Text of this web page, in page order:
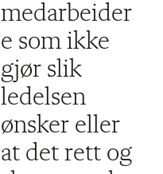
medarbeider
e som ikke
gjør slik
ledelsen
ønsker eller
at det rett og